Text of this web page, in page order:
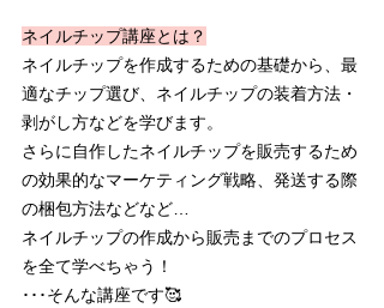
ネイルチップ講座とは？
ネイルチップを作成するための基礎から、最
適なチップ選び、ネイルチップの装着方法・
剥がし方などを学びます。
さらに自作したネイルチップを販売するため
の効果的なマーケティング戦略、発送する際
の梱包方法などなど…
ネイルチップの作成から販売までのプロセス
を全て学べちゃう！
･･･そんな講座です🥰